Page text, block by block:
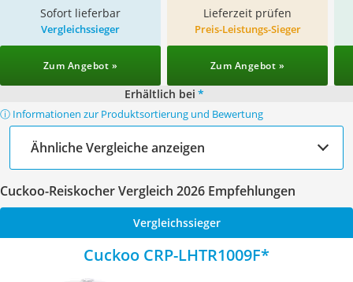
Sofort lieferbar Lieferzeit prüfen
Vergleichssieger
Zum Angebot »
Preis-Leistungs-Sieger
Zum Angebot »
Erhältlich bei *
ⓘ Informationen zur Produktsortierung und Bewertung
Ähnliche Vergleiche anzeigen
Cuckoo-Reiskocher Vergleich 2026 Empfehlungen
Vergleichssieger
Cuckoo ‎CRP-LHTR1009F